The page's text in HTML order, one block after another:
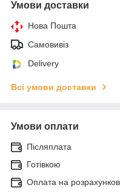
Умови доставки
Нова Пошта
Самовивіз
Delivery
Всі умови доставки
Умови оплати
Післяплата
Готівкою
Оплата на